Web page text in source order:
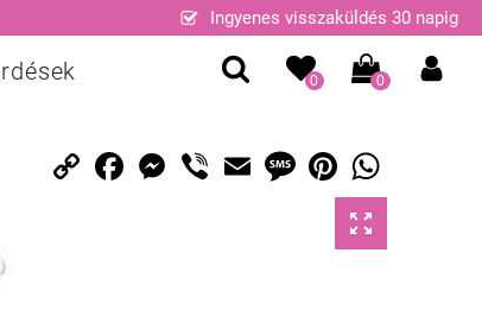
Ingyenes visszaküldés 30 napig
0 0
Copy
Link
FacebookMessenger
Viber Email MessagePinterest